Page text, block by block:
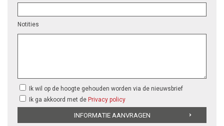
Notities
Ik wil op de hoogte gehouden worden via de nieuwsbrief
Ik ga akkoord met de Privacy policy